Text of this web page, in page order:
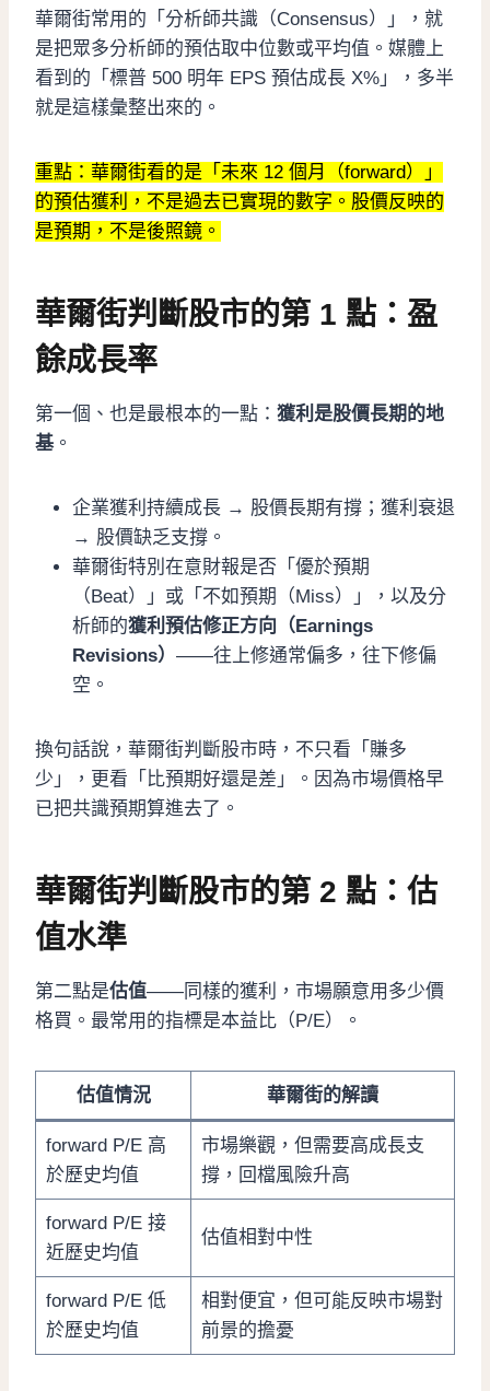
華爾街常用的「分析師共識（Consensus）」，就
是把眾多分析師的預估取中位數或平均值。媒體上
看到的「標普 500 明年 EPS 預估成長 X%」，多半
就是這樣彙整出來的。
重點：華爾街看的是「未來 12 個月（forward）」
的預估獲利，不是過去已實現的數字。股價反映的
是預期，不是後照鏡。
華爾街判斷股市的第 1 點：盈
餘成長率
第一個、也是最根本的一點： 獲利是股價長期的地
基。
企業獲利持續成長 → 股價長期有撐；獲利衰退
→ 股價缺乏支撐。
華爾街特別在意財報是否「優於預期
（Beat）」或「不如預期（Miss）」，以及分
析師的獲利預估修正方向（Earnings
Revisions） ——往上修通常偏多，往下修偏
空。
換句話說，華爾街判斷股市時，不只看「賺多
少」，更看「比預期好還是差」。因為市場價格早
已把共識預期算進去了。
華爾街判斷股市的第 2 點：估
值水準
第二點是估值——同樣的獲利，市場願意用多少價
格買。最常用的指標是本益比（P/E）。
估值情況 華爾街的解讀
forward P/E 高
於歷史均值
市場樂觀，但需要高成長支
撐，回檔風險升高
forward P/E 接
近歷史均值
估值相對中性
forward P/E 低
於歷史均值
相對便宜，但可能反映市場對
前景的擔憂